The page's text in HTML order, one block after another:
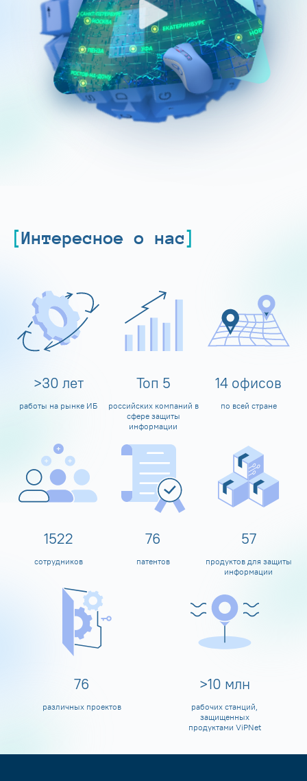
Интересное о нас
>30 лет
работы на рынке ИБ
Топ 5
российских компаний в
сфере защиты
информации
14 офисов
по всей стране
1600
сотрудников
80
патентов
60
продуктов для защиты
информации
80
различных проектов
>10 млн
рабочих станций,
защищенных
продуктами ViPNet